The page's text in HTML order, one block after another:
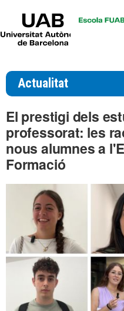
Actualitat
El prestigi dels
professorat: les
nous alumnes a
Formació